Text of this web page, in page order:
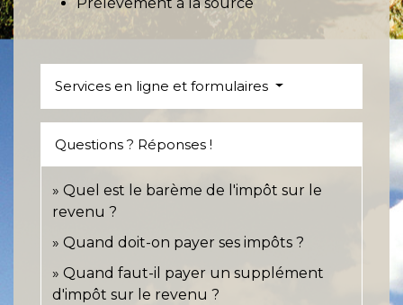
Services en ligne et formulaires
Questions ? Réponses !
Quel est le barème de l'impôt sur le
revenu ?
Quand doit-on payer ses impôts ?
Quand faut-il payer un supplément
d'impôt sur le revenu ?